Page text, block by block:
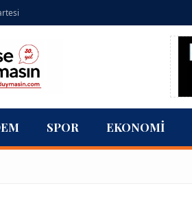
SPOR EKONOMI